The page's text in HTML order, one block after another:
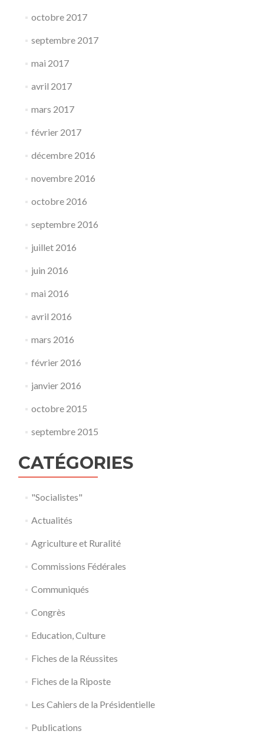
octobre 2017
septembre 2017
mai 2017
avril 2017
mars 2017
février 2017
décembre 2016
novembre 2016
octobre 2016
septembre 2016
juillet 2016
juin 2016
mai 2016
avril 2016
mars 2016
février 2016
janvier 2016
octobre 2015
septembre 2015
CATÉGORIES
"Socialistes"
Actualités
Agriculture et Ruralité
Commissions Fédérales
Communiqués
Congrès
Education, Culture
Fiches de la Réussites
Fiches de la Riposte
Les Cahiers de la Présidentielle
Publications